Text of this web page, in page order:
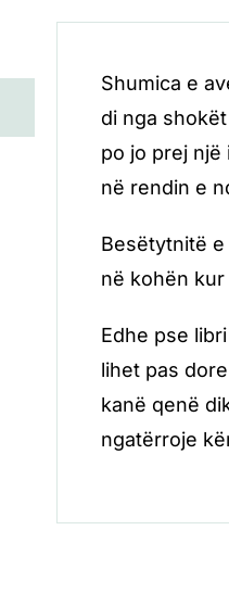
Shumica e
di nga
po jo prej
në rendin e
Besëtytnitë
në kohën
Edhe pse
lihet pas
kanë qenë
ngatërroje